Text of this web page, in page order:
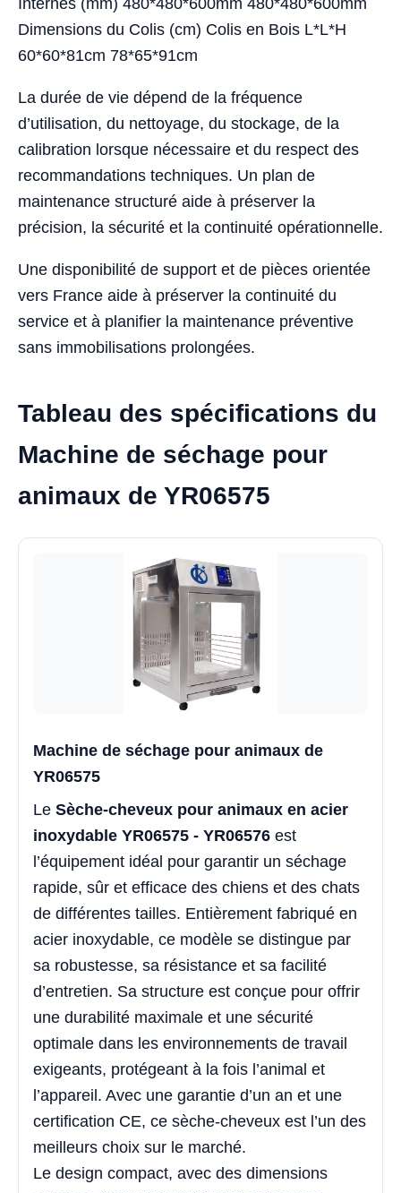
Internes (mm) 480*480*600mm 480*480*600mm
Dimensions du Colis (cm) Colis en Bois L*L*H
60*60*81cm 78*65*91cm
La durée de vie dépend de la fréquence
d’utilisation, du nettoyage, du stockage, de la
calibration lorsque nécessaire et du respect des
recommandations techniques. Un plan de
maintenance structuré aide à préserver la
précision, la sécurité et la continuité opérationnelle.
Une disponibilité de support et de pièces orientée
vers France aide à préserver la continuité du
service et à planifier la maintenance préventive
sans immobilisations prolongées.
Tableau des spécifications du
Machine de séchage pour
animaux de YR06575
Machine de séchage pour animaux de
YR06575
Le Sèche-cheveux pour animaux en acier
inoxydable YR06575 - YR06576 est
l’équipement idéal pour garantir un séchage
rapide, sûr et efficace des chiens et des chats
de différentes tailles. Entièrement fabriqué en
acier inoxydable, ce modèle se distingue par
sa robustesse, sa résistance et sa facilité
d’entretien. Sa structure est conçue pour offrir
une durabilité maximale et une sécurité
optimale dans les environnements de travail
exigeants, protégeant à la fois l’animal et
l’appareil. Avec une garantie d’un an et une
certification CE, ce sèche-cheveux est l’un des
meilleurs choix sur le marché.
Le design compact, avec des dimensions